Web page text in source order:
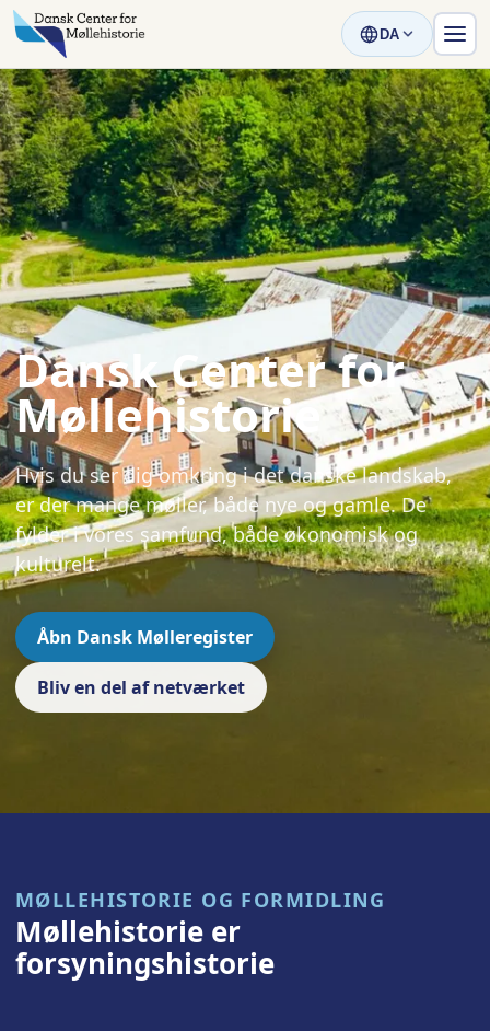
DA
Dansk Center for
Møllehistorie
Hvis du ser dig omkring i det danske landskab,
er der mange møller, både nye og gamle. De
fylder i vores samfund, både økonomisk og
kulturelt.
Åbn Dansk Mølleregister
Bliv en del af netværket
MØLLEHISTORIE OG FORMIDLING
Møllehistorie er
forsyningshistorie